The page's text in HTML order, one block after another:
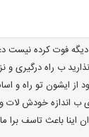
دیگه فوت کرده نیست
ب راه درگیری و
از ایشون تو راه و
ب اندازه خودش لات
اینا باعث تاسف